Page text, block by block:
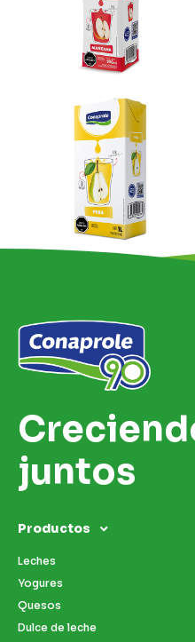
juntos
Productos
Leches
Yogures
Quesos
Dulce de leche